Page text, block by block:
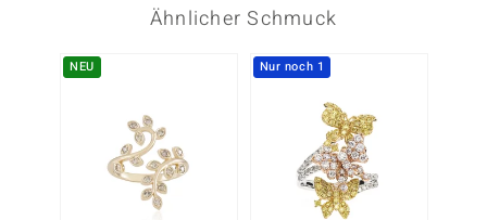
Ähnlicher Schmuck
NEU Nur noch 1